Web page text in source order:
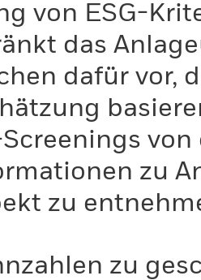
von ESG-
das
dafür vor,
zu
zu
zu